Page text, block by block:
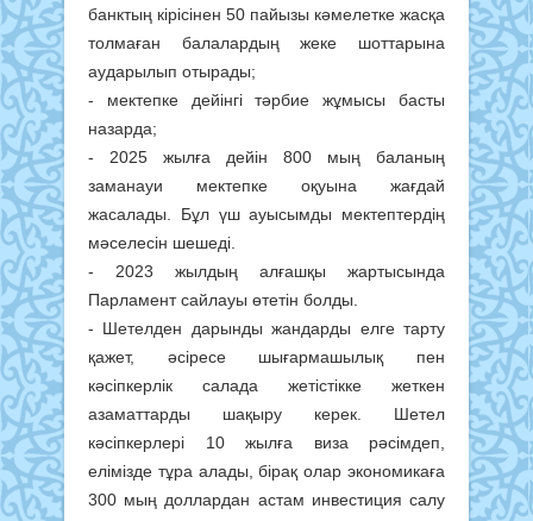
банктың кірісінен 50 пайызы кәмелетке жасқа
толмаған балалардың жеке шоттарына
аударылып отырады;
- мектепке дейінгі тәрбие жұмысы басты
назарда;
- 2025 жылға дейін 800 мың баланың
заманауи мектепке оқуына жағдай
жасалады. Бұл үш ауысымды мектептердің
мәселесін шешеді.
- 2023 жылдың алғашқы жартысында
Парламент сайлауы өтетін болды.
- Шетелден дарынды жандарды елге тарту
қажет, әсіресе шығармашылық пен
кәсіпкерлік салада жетістікке жеткен
азаматтарды шақыру керек. Шетел
кәсіпкерлері 10 жылға виза рәсімдеп,
елімізде тұра алады, бірақ олар экономикаға
300 мың доллардан астам инвестиция салу